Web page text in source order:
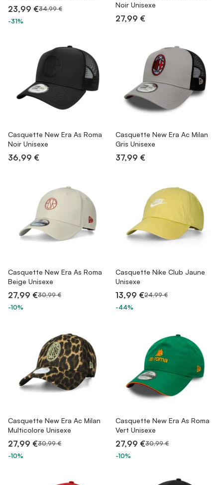
23,99 €34,99 €
-31%
Noir Unisexe
27,99 €
Casquette New Era As Roma
Noir Unisexe
36,99 €
Casquette New Era Ac Milan
Gris Unisexe
37,99 €
Casquette New Era As Roma
Beige Unisexe
27,99 €30,99 €
-10%
Casquette Nike Club Jaune
Unisexe
13,99 €24,99 €
-44%
Casquette New Era Ac Milan
Multicolore Unisexe
27,99 €30,99 €
-10%
Casquette New Era As Roma
Vert Unisexe
27,99 €30,99 €
-10%